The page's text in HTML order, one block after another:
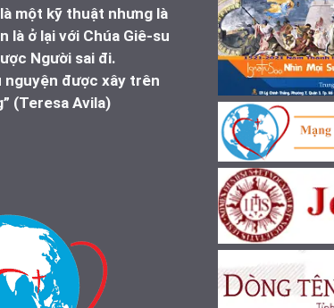
một kỹ thuật nhưng là
là ở lại với Chúa Giê-su
Người sai đi.
nguyện được xây trên
(Teresa Avila)